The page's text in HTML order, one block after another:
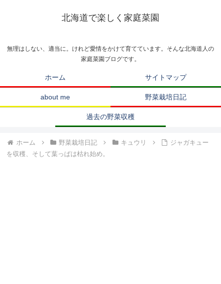
北海道で楽しく家庭菜園
無理はしない、適当に。けれど愛情をかけて育てています。そんな北海道人の
家庭菜園ブログです。
ホーム サイトマップ
about me 野菜栽培日記
過去の野菜収穫
ホーム 野菜栽培日記 キュウリ
ジャガキュー
を収穫、そして葉っぱは枯れ始め。